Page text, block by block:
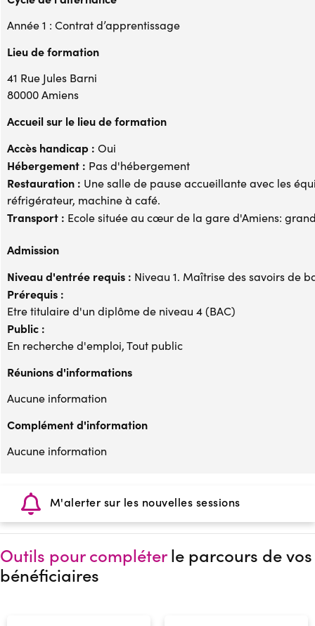
Année 1 : Contrat d’apprentissage
Lieu de formation
41 Rue Jules Barni
80000 Amiens
Accueil sur le lieu de formation
Accès handicap : Oui
Hébergement : Pas d'hébergement
Restauration : Une salle de pause accueillante avec les
réfrigérateur, machine à café.
Transport : Ecole située au cœur de la gare d'Amiens:
Admission
Niveau d'entrée requis : Niveau 1. Maîtrise des savoirs de
Prérequis :
Etre titulaire d'un diplôme de niveau 4 (BAC)
Public :
En recherche d'emploi, Tout public
Réunions d'informations
Aucune information
Complément d'information
Aucune information
M'alerter sur les nouvelles sessions
Outils pour compléterle parcours de vos
bénéficiaires